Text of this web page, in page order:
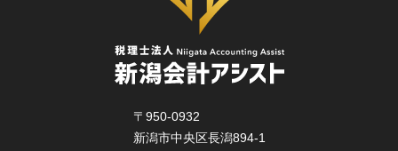
〒950-0932
新潟市中央区長潟894-1